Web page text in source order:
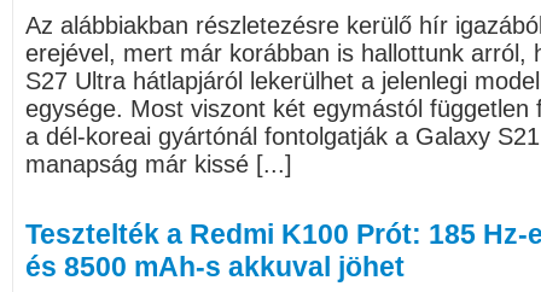
Az alábbiakban részletezésre kerülő hír
erejével, mert már korábban is hallottunk arról,
S27 Ultra hátlapjáról lekerülhet a jelenlegi
egysége. Most viszont két egymástól
a dél-koreai gyártónál fontolgatják a Galaxy
manapság már kissé [...]
Tesztelték a Redmi K100 Prót: 185
és 8500 mAh-s akkuval jöhet